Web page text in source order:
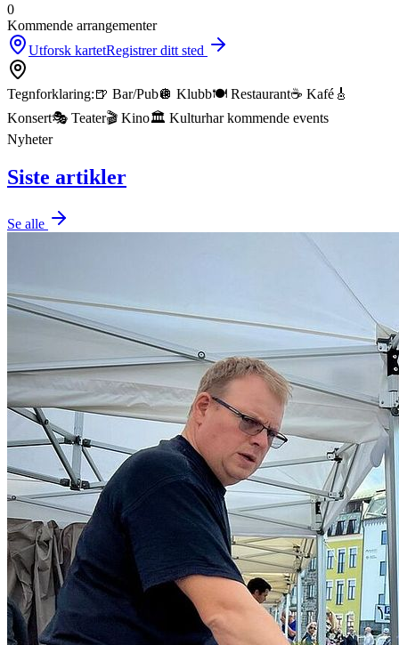
0
Kommende arrangementer
Utforsk kartetRegistrer ditt sted
Tegnforklaring:🍺 Bar/Pub🪩 Klubb🍽️ Restaurant☕ Kafé 🎸
Konsert🎭 Teater🎬 Kino🏛️ Kulturhar kommende events
Nyheter
Siste artikler
Se alle